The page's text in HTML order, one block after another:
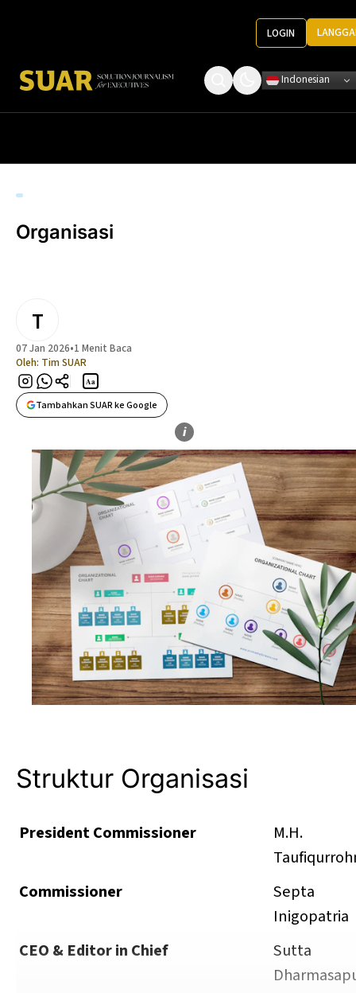
LOGIN
Ketentuan Penggunaan
Indonesian
Organisasi
T
07 Jan 2026•1 Menit Baca
Oleh: Tim SUAR
Aa
Tambahkan SUAR ke Google
i
Struktur Organisasi
President Commissioner
M.H.
Commissioner
Septa
Inigopatria
CEO & Editor in Chief
Sutta